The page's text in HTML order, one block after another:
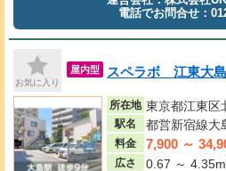
電話でお問合せ：
お気に入り
屋内型 スペラボ 江東大島
所在地 東京都江東区
駅名 都営新宿線大
料金 7,900 ～
広さ 0.67 ～